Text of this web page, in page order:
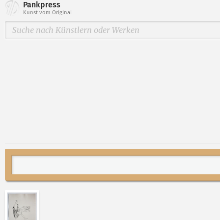
Pankpress
Kunst vom Original
Abbildung 2 von „Begegnungen auf dem Papier, Blatt